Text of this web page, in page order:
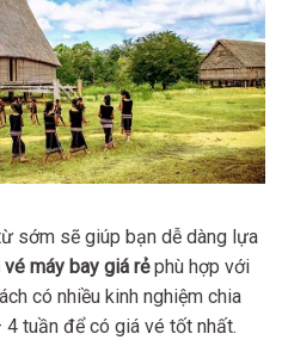
sớm sẽ giúp bạn dễ dàng lựa
máy bay giá rẻphù hợp với
có nhiều kinh nghiệm chia
tuần để có giá vé tốt nhất.